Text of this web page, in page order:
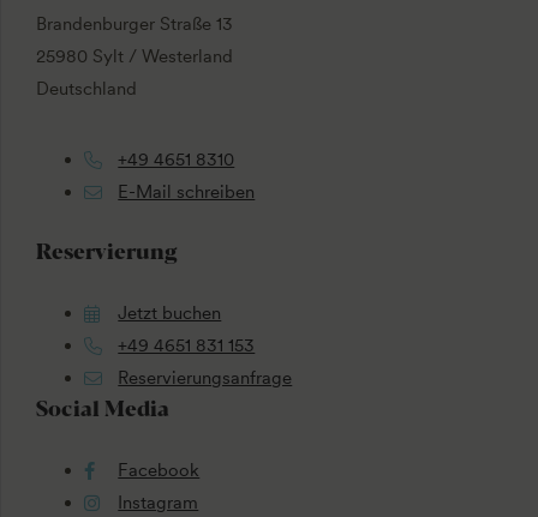
Brandenburger Straße 13
25980 Sylt / Westerland
Deutschland
+49 4651 8310
E-Mail schreiben
Reservierung
Jetzt buchen
+49 4651 831 153
Reservierungsanfrage
Social Media
Facebook
Instagram